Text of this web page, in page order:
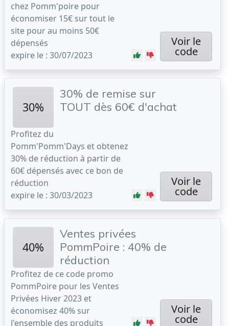
chez Pomm'poire pour
économiser 15€ sur tout le
site pour au moins 50€
dépensés
expire le : 30/07/2023
Voir le
code
30%
30% de remise sur
TOUT dès 60€ d'achat
Profitez du
Pomm'Pomm'Days et obtenez
30% de réduction à partir de
60€ dépensés avec ce bon de
réduction
expire le : 30/03/2023
Voir le
code
40%
Ventes privées
PommPoire : 40% de
réduction
Profitez de ce code promo
PommPoire pour les Ventes
Privées Hiver 2023 et
économisez 40% sur
l'ensemble des produits
Voir le
code